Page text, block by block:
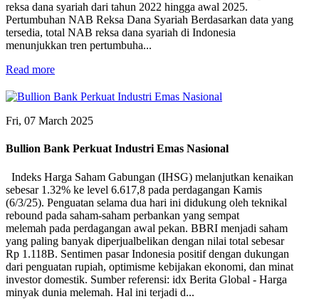
reksa dana syariah dari tahun 2022 hingga awal 2025.
Pertumbuhan NAB Reksa Dana Syariah Berdasarkan data yang
tersedia, total NAB reksa dana syariah di Indonesia
menunjukkan tren pertumbuha...
Read more
Fri, 07 March 2025
Bullion Bank Perkuat Industri Emas Nasional
Indeks Harga Saham Gabungan (IHSG) melanjutkan kenaikan
sebesar 1.32% ke level 6.617,8 pada perdagangan Kamis
(6/3/25). Penguatan selama dua hari ini didukung oleh teknikal
rebound pada saham-saham perbankan yang sempat
melemah pada perdagangan awal pekan. BBRI menjadi saham
yang paling banyak diperjualbelikan dengan nilai total sebesar
Rp 1.118B. Sentimen pasar Indonesia positif dengan dukungan
dari penguatan rupiah, optimisme kebijakan ekonomi, dan minat
investor domestik. Sumber referensi: idx Berita Global - Harga
minyak dunia melemah. Hal ini terjadi d...